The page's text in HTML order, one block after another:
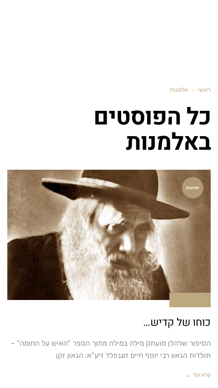
ראשי › אלמנות
כל הפוסטים
באלמנות
ישועות
כוחו של קדיש…
הסיפור שלהלן מועתק מילה במילה מתוך הספר "האיש על החומה" –
תולדות הגאון רבי יוסף חיים זוננפלד זיע"א: הגאון זקן
קרא עוד ←